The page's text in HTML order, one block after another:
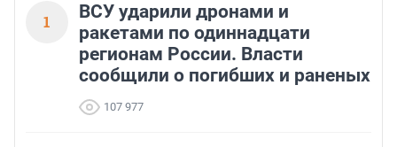
1
ВСУ ударили дронами и
ракетами по одиннадцати
регионам России. Власти
сообщили о погибших и раненых
107 977